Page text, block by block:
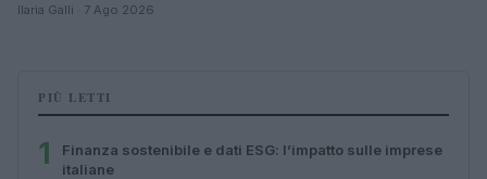
Ilaria Galli · 7 Ago 2026
PIÙ LETTI
1
Finanza sostenibile e dati ESG: l’impatto sulle imprese
italiane